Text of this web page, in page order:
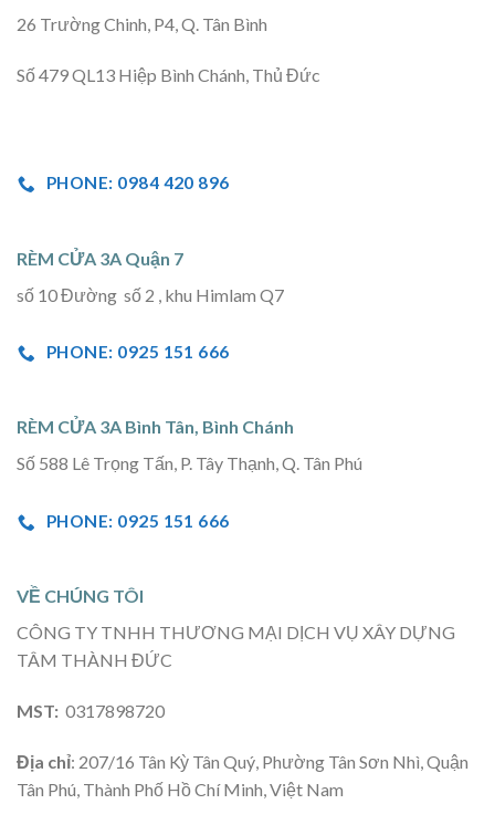
26 Trường Chinh, P4, Q. Tân Bình
Số 479 QL13 Hiệp Bình Chánh, Thủ Đức
PHONE: 0984 420 896
RÈM CỬA 3A Quận 7
số 10 Đường số 2 , khu Himlam Q7
PHONE: 0925 151 666
RÈM CỬA 3A Bình Tân, Bình Chánh
Số 588 Lê Trọng Tấn, P. Tây Thạnh, Q. Tân Phú
PHONE: 0925 151 666
VỀ CHÚNG TÔI
CÔNG TY TNHH THƯƠNG MẠI DỊCH VỤ XÂY DỰNG
TÂM THÀNH ĐỨC
MST: 0317898720
Địa chỉ: 207/16 Tân Kỳ Tân Quý, Phường Tân Sơn Nhì, Quận
Tân Phú, Thành Phố Hồ Chí Minh, Việt Nam